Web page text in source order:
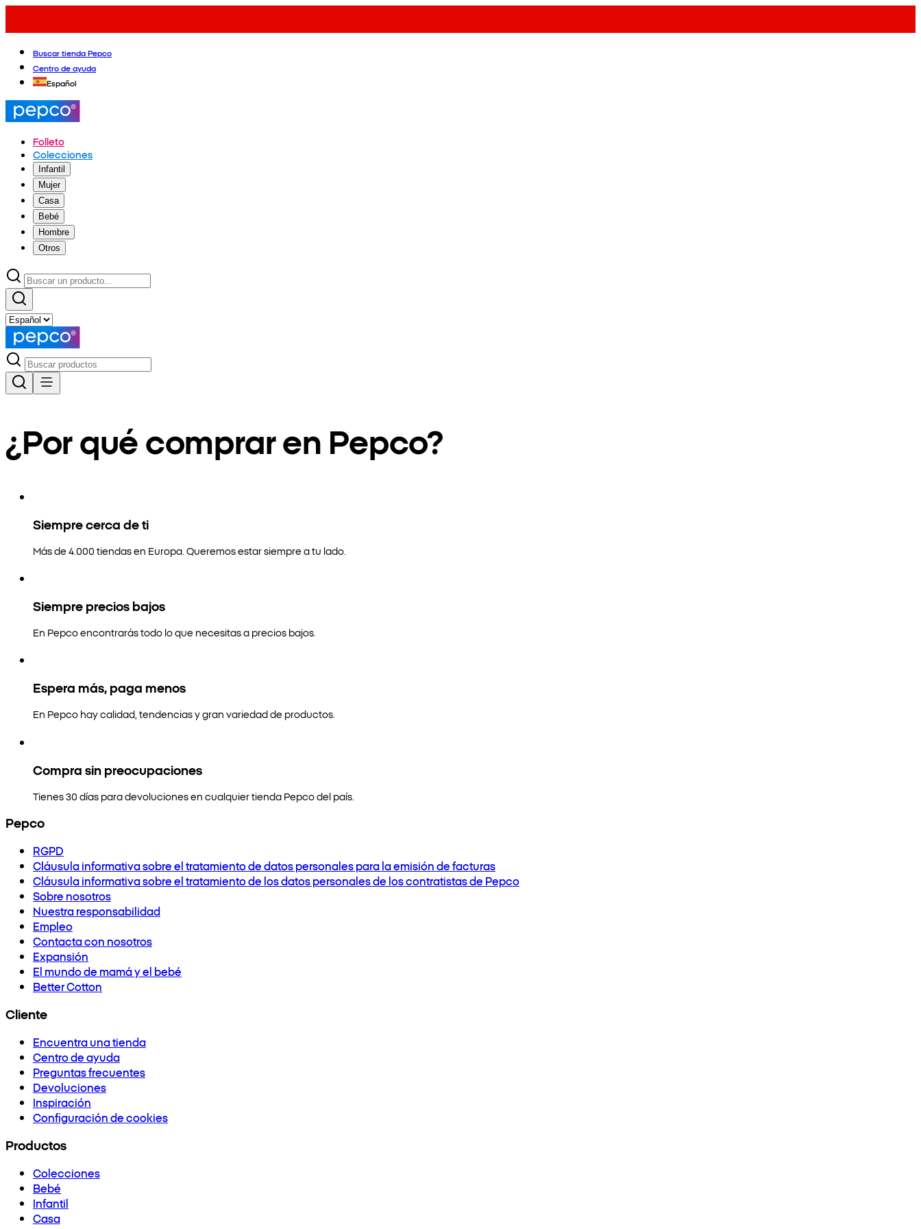
Buscar tienda Pepco
Centro de ayuda
Español
Folleto
Colecciones
Infantil
Mujer
Casa
Bebé
Hombre
Otros
¿Por qué comprar en Pepco?
Siempre cerca de ti
Más de 4.000 tiendas en Europa. Queremos estar siempre a tu lado.
Siempre precios bajos
En Pepco encontrarás todo lo que necesitas a precios bajos.
Espera más, paga menos
En Pepco hay calidad, tendencias y gran variedad de productos.
Compra sin preocupaciones
Tienes 30 días para devoluciones en cualquier tienda Pepco del país.
Pepco
RGPD
Cláusula informativa sobre el tratamiento de datos personales para la emisión de facturas
Cláusula informativa sobre el tratamiento de los datos personales de los contratistas de Pepco
Sobre nosotros
Nuestra responsabilidad
Empleo
Contacta con nosotros
Expansión
El mundo de mamá y el bebé
Better Cotton
Cliente
Encuentra una tienda
Centro de ayuda
Preguntas frecuentes
Devoluciones
Inspiración
Configuración de cookies
Productos
Colecciones
Bebé
Infantil
Casa